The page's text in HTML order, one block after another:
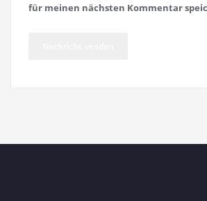
für meinen nächsten Kommentar